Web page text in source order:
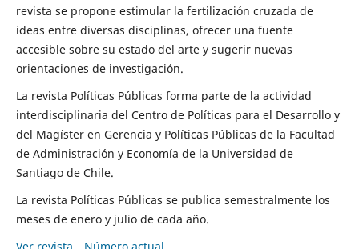
revista se propone estimular la fertilización cruzada de
ideas entre diversas disciplinas, ofrecer una fuente
accesible sobre su estado del arte y sugerir nuevas
orientaciones de investigación.
La revista Políticas Públicas forma parte de la actividad
interdisciplinaria del Centro de Políticas para el Desarrollo y
del Magíster en Gerencia y Políticas Públicas de la Facultad
de Administración y Economía de la Universidad de
Santiago de Chile.
La revista Políticas Públicas se publica semestralmente los
meses de enero y julio de cada año.
Ver revista
Número actual